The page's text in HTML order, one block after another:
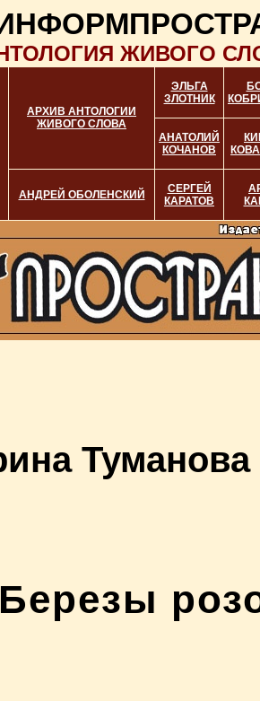
ЖИВОГО
АРХИВ АНТОЛОГИИ
ЖИВОГО СЛОВА
ЭЛЬГА
ЗЛОТНИК
АНАТОЛИЙ
КОЧАНОВ
АНДРЕЙ ОБОЛЕНСКИЙ
СЕРГЕЙ
КАРАТОВ
Туманова
Березы